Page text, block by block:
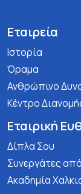
Εταιρεία
Ιστορία
Όραμα
Ανθρώπινο
Κέντρο
Εταιρική
Δίπλα Σου
Συνεργάτες από
Ακαδημία